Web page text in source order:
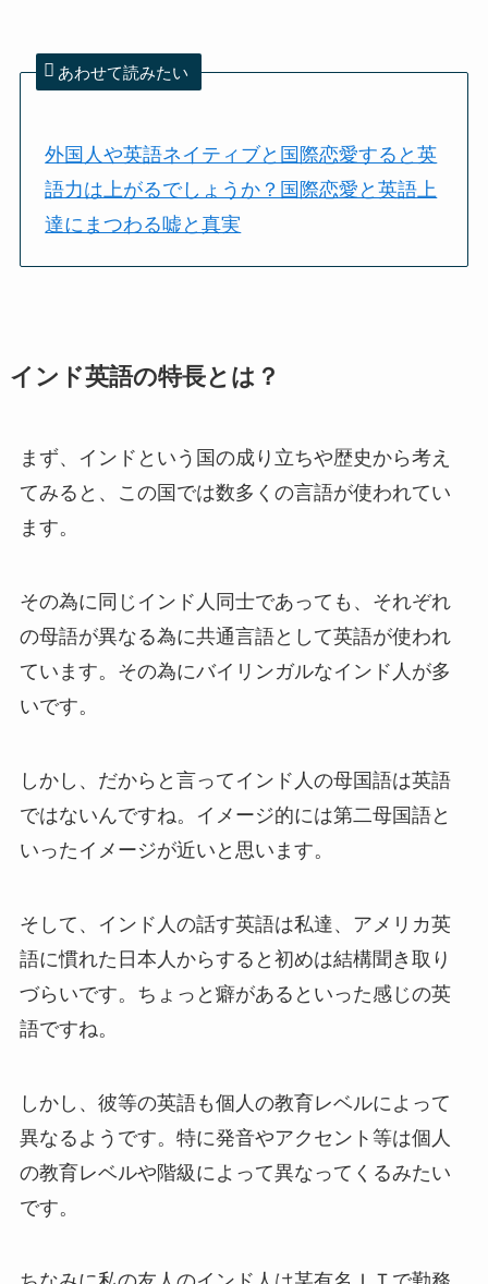
あわせて読みたい
外国人や英語ネイティブと国際恋愛すると英
語力は上がるでしょうか？国際恋愛と英語上
達にまつわる嘘と真実
インド英語の特長とは？
まず、インドという国の成り立ちや歴史から考え
てみると、この国では数多くの言語が使われてい
ます。
その為に同じインド人同士であっても、それぞれ
の母語が異なる為に共通言語として英語が使われ
ています。その為にバイリンガルなインド人が多
いです。
しかし、だからと言ってインド人の母国語は英語
ではないんですね。イメージ的には第二母国語と
いったイメージが近いと思います。
そして、インド人の話す英語は私達、アメリカ英
語に慣れた日本人からすると初めは結構聞き取り
づらいです。ちょっと癖があるといった感じの英
語ですね。
しかし、彼等の英語も個人の教育レベルによって
異なるようです。特に発音やアクセント等は個人
の教育レベルや階級によって異なってくるみたい
です。